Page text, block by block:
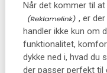
Når det kommer til
, er
handler ikke kun om
funktionalitet,
dykke ned i, hvad du
der passer perfekt til